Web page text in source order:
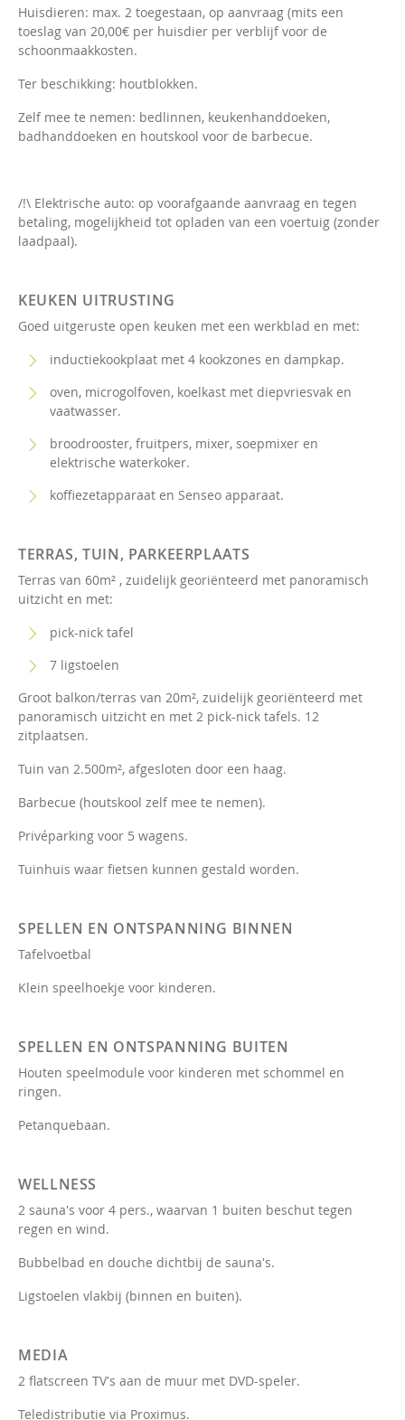
Huisdieren: max. 2 toegestaan, op aanvraag (mits een
toeslag van 20,00€ per huisdier per verblijf voor de
schoonmaakkosten.
Ter beschikking: houtblokken.
Zelf mee te nemen: bedlinnen, keukenhanddoeken,
badhanddoeken en houtskool voor de barbecue.
/!\ Elektrische auto: op voorafgaande aanvraag en tegen
betaling, mogelijkheid tot opladen van een voertuig (zonder
laadpaal).
KEUKEN UITRUSTING
Goed uitgeruste open keuken met een werkblad en met:
inductiekookplaat met 4 kookzones en dampkap.
oven, microgolfoven, koelkast met diepvriesvak en
vaatwasser.
broodrooster, fruitpers, mixer, soepmixer en
elektrische waterkoker.
koffiezetapparaat en Senseo apparaat.
TERRAS, TUIN, PARKEERPLAATS
Terras van 60m² , zuidelijk georiënteerd met panoramisch
uitzicht en met:
pick-nick tafel
7 ligstoelen
Groot balkon/terras van 20m², zuidelijk georiënteerd met
panoramisch uitzicht en met 2 pick-nick tafels. 12
zitplaatsen.
Tuin van 2.500m², afgesloten door een haag.
Barbecue (houtskool zelf mee te nemen).
Privéparking voor 5 wagens.
Tuinhuis waar fietsen kunnen gestald worden.
SPELLEN EN ONTSPANNING BINNEN
Tafelvoetbal
Klein speelhoekje voor kinderen.
SPELLEN EN ONTSPANNING BUITEN
Houten speelmodule voor kinderen met schommel en
ringen.
Petanquebaan.
WELLNESS
2 sauna's voor 4 pers., waarvan 1 buiten beschut tegen
regen en wind.
Bubbelbad en douche dichtbij de sauna's.
Ligstoelen vlakbij (binnen en buiten).
MEDIA
2 flatscreen TV's aan de muur met DVD-speler.
Teledistributie via Proximus.